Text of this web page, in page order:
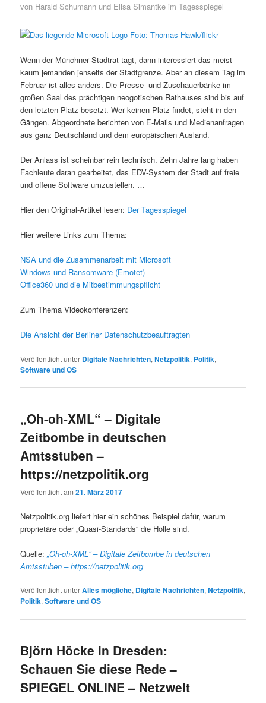
von Harald Schumann und Elisa Simantke im Tagesspiegel
Wenn der Münchner Stadtrat tagt, dann interessiert das meist
kaum jemanden jenseits der Stadtgrenze. Aber an diesem Tag im
Februar ist alles anders. Die Presse- und Zuschauerbänke im
großen Saal des prächtigen neogotischen Rathauses sind bis auf
den letzten Platz besetzt. Wer keinen Platz findet, steht in den
Gängen. Abgeordnete berichten von E-Mails und Medienanfragen
aus ganz Deutschland und dem europäischen Ausland.
Der Anlass ist scheinbar rein technisch. Zehn Jahre lang haben
Fachleute daran gearbeitet, das EDV-System der Stadt auf freie
und offene Software umzustellen. …
Hier den Original-Artikel lesen: Der Tagesspiegel
Hier weitere Links zum Thema:
NSA und die Zusammenarbeit mit Microsoft
Windows und Ransomware (Emotet)
Office360 und die Mitbestimmungspflicht
Zum Thema Videokonferenzen:
Die Ansicht der Berliner Datenschutzbeauftragten
Veröffentlicht unter Digitale Nachrichten,Netzpolitik, Politik,
Software und OS
„Oh-oh-XML“ – Digitale
Zeitbombe in deutschen
Amtsstuben –
https://netzpolitik.org
Veröffentlicht am21. März 2017
Netzpolitik.org liefert hier ein schönes Beispiel dafür, warum
proprietäre oder „Quasi-Standards“ die Hölle sind.
Quelle:„Oh-oh-XML“ – Digitale Zeitbombe in deutschen
Amtsstuben – https://netzpolitik.org
Veröffentlicht unterAlles mögliche, Digitale Nachrichten,Netzpolitik,
Politik,Software und OS
Björn Höcke in Dresden:
Schauen Sie diese Rede –
SPIEGEL ONLINE – Netzwelt